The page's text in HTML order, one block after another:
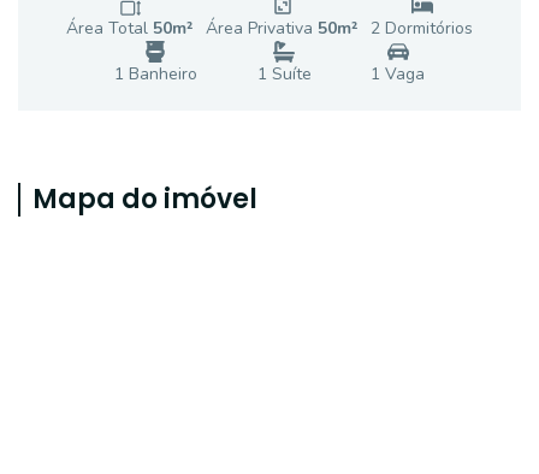
Área Total 50m² Área Privativa 50m² 2 Dormitórios
1 Banheiro 1 Suíte 1 Vaga
Mapa do imóvel